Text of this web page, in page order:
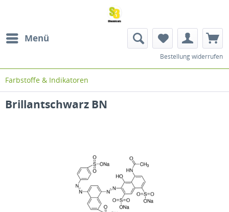
Menü
Bestellung widerrufen
Farbstoffe & Indikatoren
Brillantschwarz BN